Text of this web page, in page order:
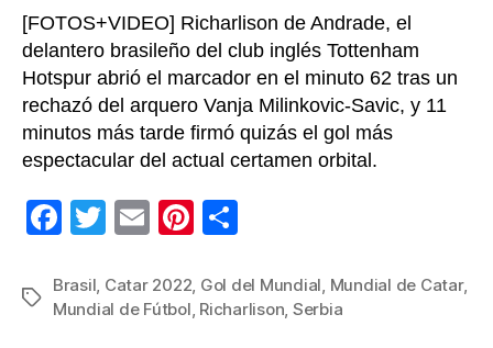
[FOTOS+VIDEO] Richarlison de Andrade, el
delantero brasileño del club inglés Tottenham
Hotspur abrió el marcador en el minuto 62 tras un
rechazó del arquero Vanja Milinkovic-Savic, y 11
minutos más tarde firmó quizás el gol más
espectacular del actual certamen orbital.
F
c
e
T
tt
er
E
ail
Pi
er
e
m
p
Etiquetas
Brasil, Catar 2022, Gol del Mundial, Mundial de Catar,
Mundial de Fútbol, Richarlison, Serbia